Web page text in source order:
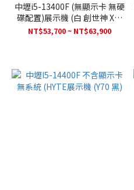
中壢i5-13400F (無顯示卡 無硬
碟配置)展示機 (白 創世神 X淡
藍)
NT$53,700 ~ NT$63,900